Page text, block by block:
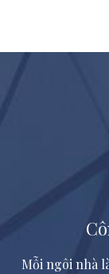
Mỗi ngôi nhà